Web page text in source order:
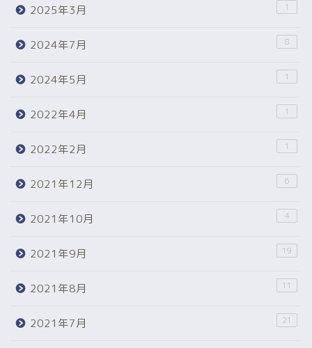
2025年3月 1
2024年7月 8
2024年5月 1
2022年4月 1
2022年2月 1
2021年12月 6
2021年10月 4
2021年9月 19
2021年8月 11
2021年7月 21